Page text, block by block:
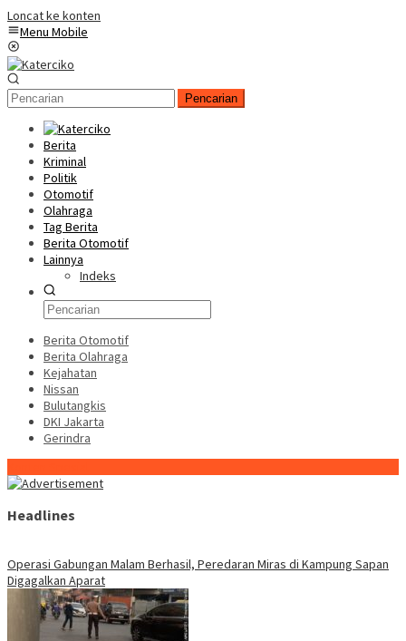
Loncat ke konten
Menu Mobile
Pencarian
Berita
Kriminal
Politik
Otomotif
Olahraga
Tag Berita
Berita Otomotif
Lainnya
Indeks
Berita Otomotif
Berita Olahraga
Kejahatan
Nissan
Bulutangkis
DKI Jakarta
Gerindra
Headlines
Operasi Gabungan Malam Berhasil, Peredaran Miras di Kampung Sapan
Digagalkan Aparat